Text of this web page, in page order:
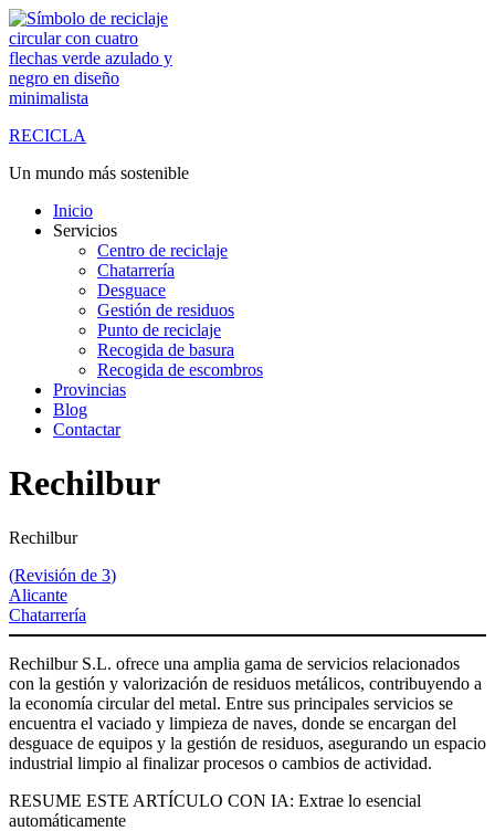
Saltar
al
contenido
RECICLA
Un mundo más sostenible
Inicio
Servicios
Centro de reciclaje
Chatarrería
Desguace
Gestión de residuos
Punto de reciclaje
Recogida de basura
Recogida de escombros
Provincias
Blog
Contactar
Rechilbur
Rechilbur
(Revisión de 3)
Alicante
Chatarrería
Rechilbur S.L. ofrece una amplia gama de servicios relacionados
con la gestión y valorización de residuos metálicos, contribuyendo a
la economía circular del metal. Entre sus principales servicios se
encuentra el vaciado y limpieza de naves, donde se encargan del
desguace de equipos y la gestión de residuos, asegurando un espacio
industrial limpio al finalizar procesos o cambios de actividad.
RESUME ESTE ARTÍCULO CON IA: Extrae lo esencial
automáticamente